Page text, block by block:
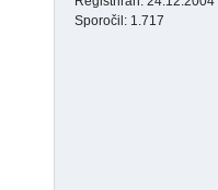
Sporočil: 1.717